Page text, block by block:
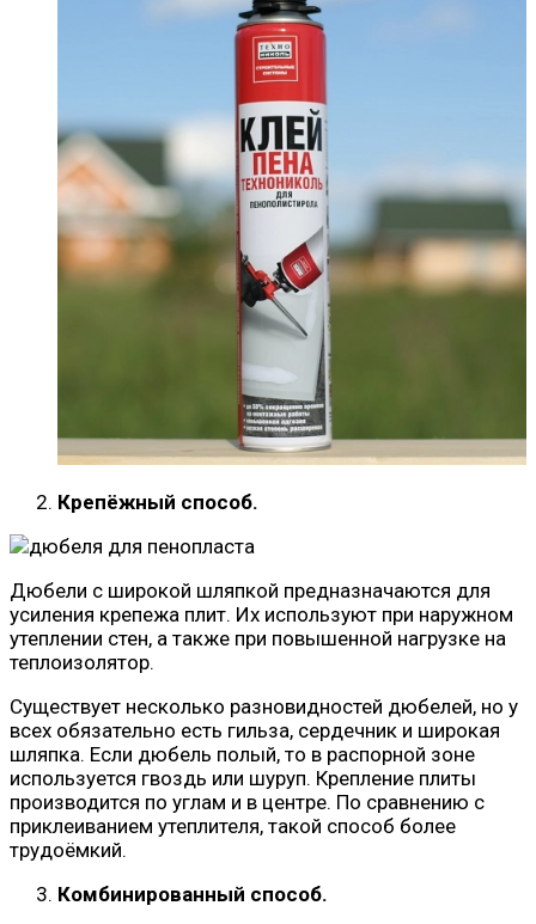
Крепёжный способ.
Дюбели с широкой шляпкой предназначаются для
усиления крепежа плит. Их используют при наружном
утеплении стен, а также при повышенной нагрузке на
теплоизолятор.
Существует несколько разновидностей дюбелей, но у
всех обязательно есть гильза, сердечник и широкая
шляпка. Если дюбель полый, то в распорной зоне
используется гвоздь или шуруп. Крепление плиты
производится по углам и в центре. По сравнению с
приклеиванием утеплителя, такой способ более
трудоёмкий.
Комбинированный способ.